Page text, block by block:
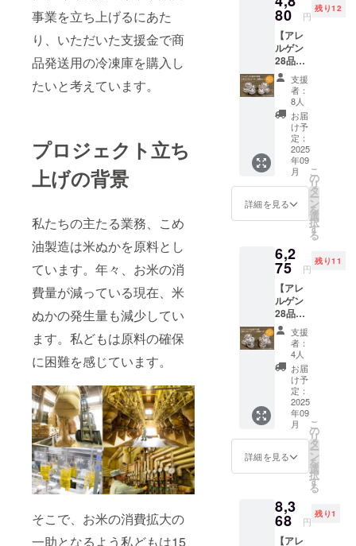
事業を立ち上げるにあた
り、いただいた支援金で商
品発送用の冷凍庫を購入し
たいと考えています。
プロジェクト立ち
上げの背景
私たちの主たる業務、こめ
油製造は米ぬかを原料とし
ています。年々、お米の消
費量が減っている現在、米
ぬかの発生量も減少してい
ます。私どもは原料の確保
に困難を感じています。
そこで、お米の消費拡大の
一助となるよう私どもは15
ご希望
あれば
可能で
す。
円のリ
ターン
と同じ
内容に
なりま
す。
限：
2026年
5月7日
保存方
法：直
射日光
を避
け、常
温で保
存して
くださ
い。 こ
のリ
ターン
円、
3000
円のリ
ターン
と同じ
内容に
なりま
す。
で搾油
し、 水
蒸気を
通すこ
とで不
純物を
取り除
き精製
したこ
め油で
す。 圧
搾こめ
油コ
メーユ
品名：
食用こ
味期
限：
2026年
5月7日
保存方
法：直
射日光
を避
け、常
温で保
存して
くださ
い。 こ
のリ
ターン
円、
3000
のリ
ターン
と同じ
ラート
のバニ
ラ味3個
とチョ
コ味3個
合計6個
セット
をお届
けしま
す。三
和油脂
㈱の人
気商
品、ま
いにち
のこめ
ストの
豆シー
ル10枚
がおま
けとし
て付き
ます 送
料込価
格と
なって
おり、
弊社
ネット
ショッ
プでの
想定通
常価格
となる
お買い
得価格
80 円
残り12
【アレ
ルゲン
28品目
不使用
こめコ
コジェ
ラート8
個セッ
ト+まい
こめ豆
シー
ル】 ア
レルゲ
ン28品
目不使
用こめ
ジェ
ラート
のバニ
ラ味4個
とチョ
コ味4個
合計8個
セット
をお届
けしま
す。三
和油脂
㈱の人
気商
品、ま
いにち
のこめ
ストの
豆シー
ル10枚
支援
者：
8人
お届
け予
定：
2025
年09
月
詳細を見る
こ
の
リ
タ
ー
ン
を
選
択
す
る
6,2
75 円
残り11
【アレ
ルゲン
28品目
不使用
こめコ
コジェ
ラート
12個
セット
+まいこ
め豆
シー
ル】 ア
レルゲ
ン28品
目不使
ココ
ジェ
ラート
のバニ
支援
者：
4人
お届
け予
定：
2025
年09
月
詳細を見る
こ
の
リ
タ
ー
ン
を
選
択
す
る
8,3
68 円
残り1
【アレ